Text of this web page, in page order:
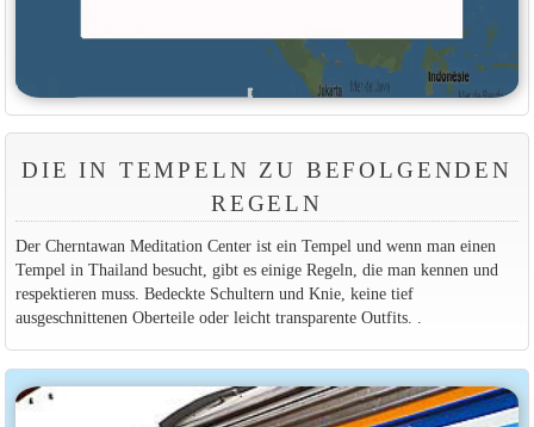
DIE IN TEMPELN ZU BEFOLGENDEN
REGELN
Der Cherntawan Meditation Center ist ein Tempel und wenn man einen
Tempel in Thailand besucht, gibt es einige Regeln, die man kennen und
respektieren muss. Bedeckte Schultern und Knie, keine tief
ausgeschnittenen Oberteile oder leicht transparente Outfits. .